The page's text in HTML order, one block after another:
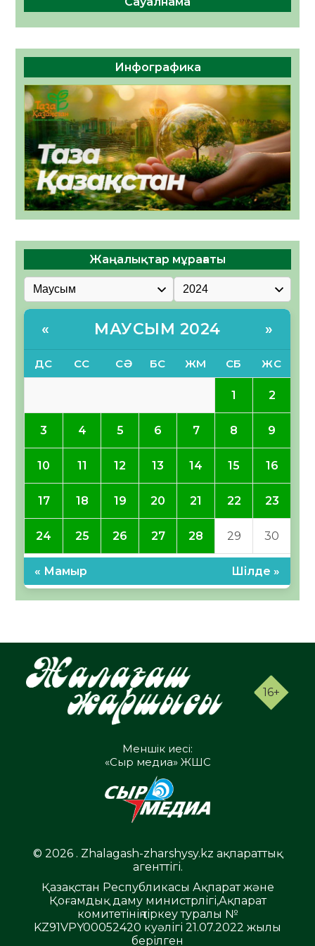
Инфографика
Жаңалықтар мұрағаты
« МАУСЫМ 2024 »
ДС СС СӘ БС ЖМ СБ ЖС
1 2
3 4 5 6 7 8 9
10 11 12 13 14 15 16
17 18 19 20 21 22 23
24 25 26 27 28 29 30
« Мамыр Шілде »
16+
Меншік иесі:
«Сыр медиа» ЖШС
© 2026 . Zhalagash-zharshysy.kz ақпараттық
агенттігі.
Қазақстан Республикасы Ақпарат және
Қоғамдық даму министрлігі,Ақпарат
комитетінің тіркеу туралы №
KZ91VPY00052420 куәлігі 21.07.2022 жылы
берілген